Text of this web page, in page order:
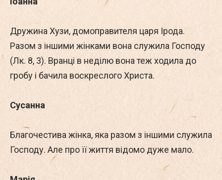
Дружина Хузи, домоправителя царя Ірода.
Разом з іншими жінками вона служила Господу
(Лк. 8, 3). Вранці в неділю вона теж ходила до
гробу і бачила воскреслого Христа.
Сусанна
Благочестива жінка, яка разом з іншими служила
Господу. Але про її життя відомо дуже мало.